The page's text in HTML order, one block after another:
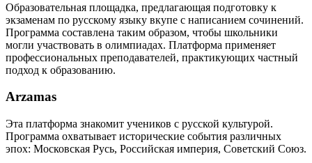
Образовательная площадка, предлагающая подготовку к
экзаменам по русскому языку вкупе с написанием сочинений.
Программа составлена таким образом, чтобы школьники
могли участвовать в олимпиадах. Платформа применяет
профессиональных преподавателей, практикующих частный
подход к образованию.
Arzamas
Эта платформа знакомит учеников с русской культурой.
Программа охватывает исторические события различных
эпох: Московская Русь, Российская империя, Советский Союз.